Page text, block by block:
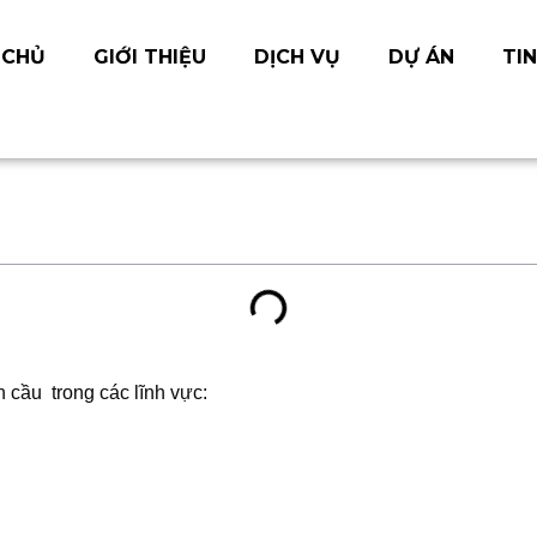
GIỚI THIỆU DỊCH VỤ DỰ ÁN
cấp mái nhà
cầu trong các lĩnh vực: